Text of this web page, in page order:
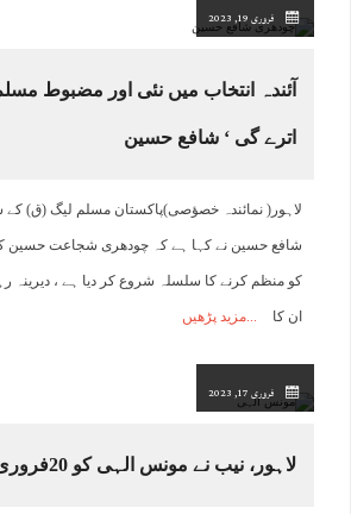
فروری 19, 2023
آئندہ انتخاب میں نئی اور مضبوط
اترے گی ‘ شافع حسین
لاہور( نمائندہ خصؤصی)پاکستان مسلم لیگ (ق) کے
شافع حسین نے کہا ہے کہ چودھری شجاعت حسین
کو منظم کرنے کا سلسلہ شروع کر دیا ہے ، دیرینہ
ان کا مزید پڑھیں
فروری 17, 2023
لاہور، نیب نے مونس الہی کو 20فروری کو طلب کر لیا